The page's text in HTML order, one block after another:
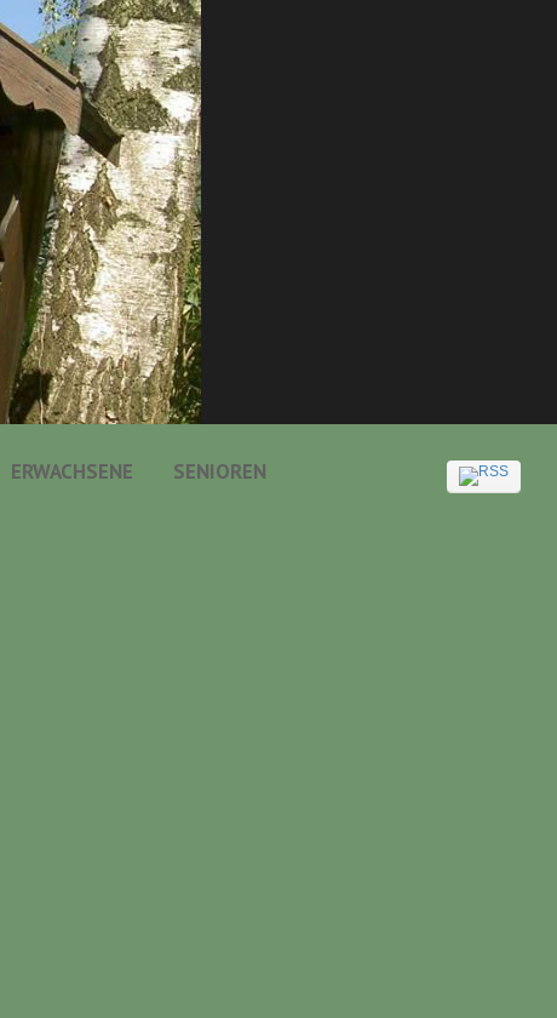
ERWACHSENE SENIOREN